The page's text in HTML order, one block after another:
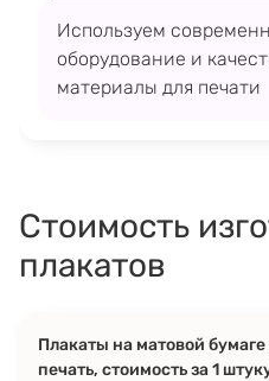
Используем
оборудование и
материалы для печати
Стоимость
плакатов
Плакаты на матовой
печать, стоимость за 1